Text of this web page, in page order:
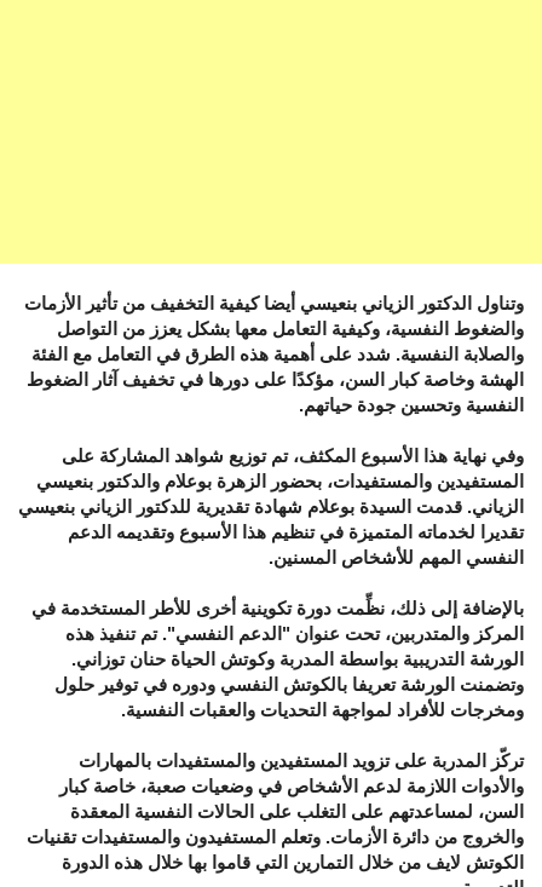
وتناول الدكتور الزياني بنعيسي أيضا كيفية التخفيف من تأثير الأزمات
والضغوط النفسية، وكيفية التعامل معها بشكل يعزز من التواصل
والصلابة النفسية. شدد على أهمية هذه الطرق في التعامل مع الفئة
الهشة وخاصة كبار السن، مؤكدًا على دورها في تخفيف آثار الضغوط
النفسية وتحسين جودة حياتهم.
وفي نهاية هذا الأسبوع المكثف، تم توزيع شواهد المشاركة على
المستفيدين والمستفيدات، بحضور الزهرة بوعلام والدكتور بنعيسي
الزياني. قدمت السيدة بوعلام شهادة تقديرية للدكتور الزياني بنعيسي
تقديرا لخدماته المتميزة في تنظيم هذا الأسبوع وتقديمه الدعم
النفسي المهم للأشخاص المسنين.
بالإضافة إلى ذلك، نظِّمت دورة تكوينية أخرى للأطر المستخدمة في
المركز والمتدربين، تحت عنوان "الدعم النفسي". تم تنفيذ هذه
الورشة التدريبية بواسطة المدربة وكوتش الحياة حنان توزاني.
وتضمنت الورشة تعريفا بالكوتش النفسي ودوره في توفير حلول
ومخرجات للأفراد لمواجهة التحديات والعقبات النفسية.
تركّز المدربة على تزويد المستفيدين والمستفيدات بالمهارات
والأدوات اللازمة لدعم الأشخاص في وضعيات صعبة، خاصة كبار
السن، لمساعدتهم على التغلب على الحالات النفسية المعقدة
والخروج من دائرة الأزمات. وتعلم المستفيدون والمستفيدات تقنيات
الكوتش لايف من خلال التمارين التي قاموا بها خلال هذه الدورة